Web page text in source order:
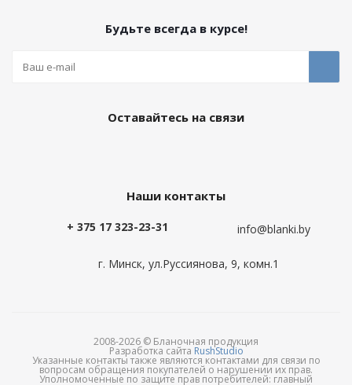
Будьте всегда в курсе!
Оставайтесь на связи
Наши контакты
+ 375 17 323-23-31 info@blanki.by
г. Минск, ул.Руссиянова, 9, комн.1
2008-2026 © Бланочная продукция
Разработка сайта RushStudio
Указанные контакты также являются контактами для связи по
вопросам обращения покупателей о нарушении их прав.
Уполномоченные по защите прав потребителей: главный